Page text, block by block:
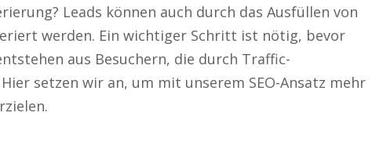
Leads können auch durch das Ausfüllen von
werden. Ein wichtiger Schritt ist nötig, bevor
aus Besuchern, die durch Traffic-
setzen wir an, um mit unserem SEO-Ansatz mehr